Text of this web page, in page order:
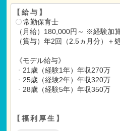
【給与】
常勤保育士
（月給）180,000円～ ※経験加
（賞与）年2回（2.5ヵ月分）＋
《モデル給与》
・ 21歳（経験1年）年収270万
・ 25歳（経験2年）年収320万
・ 28歳（経験5年）年収350万
【福利厚生】